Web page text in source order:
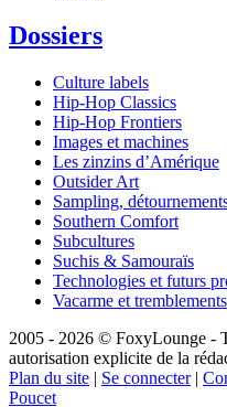
Dossiers
Culture labels
Hip-Hop Classics
Hip-Hop Frontiers
Images et machines
Les zinzins d’Amérique
Outsider Art
Sampling,
Southern Comfort
Subcultures
Suchis & Samouraïs
Technologies et futurs
Vacarme et tremblements
2005 - 2026 © FoxyLounge -
autorisation explicite de la
Plan du site | Se connecter|
Poucet